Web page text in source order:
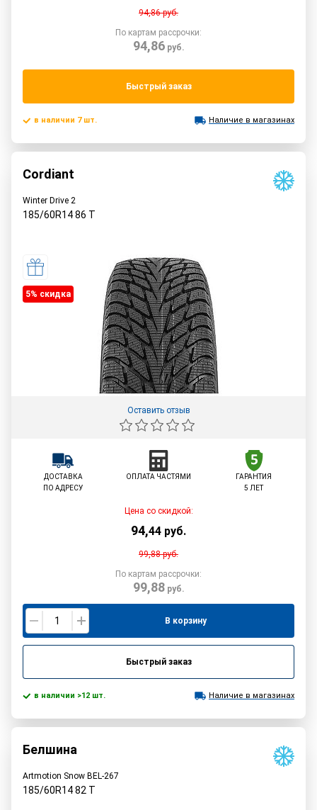
94,86руб.
По картам рассрочки:
94,86руб.
Быстрый заказ
в наличии 7 шт. Наличие в магазинах
Cordiant
Winter Drive 2
185/60R1486 T
5% cкидка
Оставить отзыв
ДОСТАВКА
ПО АДРЕСУ
ОПЛАТА ЧАСТЯМИ
ГАРАНТИЯ
5 ЛЕТ
Цена со скидкой:
94,44 руб.
99,88руб.
По картам рассрочки:
99,88руб.
В корзину
Быстрый заказ
в наличии >12 шт. Наличие в магазинах
Белшина
Artmotion Snow BEL-267
185/60R1482 T